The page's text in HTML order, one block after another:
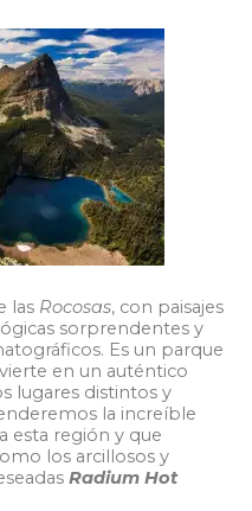
las Rocosas, con paisajes
sorprendentes y
Es un parque
en un auténtico
lugares distintos y
la increíble
esta región y que
los arcillosos y
Radium Hot